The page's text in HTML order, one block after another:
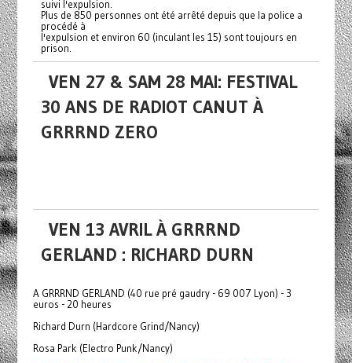
suivi l'expulsion.
Plus de 850 personnes ont été arrêté depuis que la police a
procédé à
l'expulsion et environ 60 (inculant les 15) sont toujours en
prison.
VEN 27 & SAM 28 MAI: FESTIVAL
30 ANS DE RADIOT CANUT À
GRRRND ZERO
VEN 13 AVRIL À GRRRND
GERLAND : RICHARD DURN
A GRRRND GERLAND (40 rue pré gaudry - 69 007 Lyon) - 3
euros - 20 heures
Richard Durn (Hardcore Grind/Nancy)
Rosa Park (Electro Punk/Nancy)